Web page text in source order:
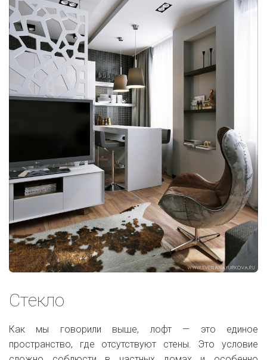
Стекло
Как мы говорили выше, лофт — это единое
пространство, где отсутствуют стены. Это условие